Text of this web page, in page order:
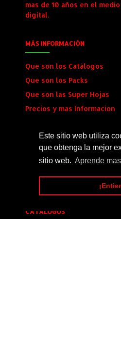
Este sitio web utiliza
que obtenga la mejor
sitio web. Aprende
mas de 10 años en el
digital.
MÁS INFORMACIÓN
Que son los Catálogos
Que son los Packs
Que son las Super Hojas
Precios y mas Informacion
SÍGUENOS
CATALOGOS